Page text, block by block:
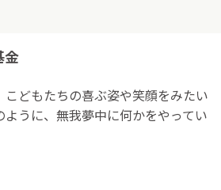
金
こどもたちの喜ぶ姿や笑顔をみたい
うに、無我夢中に何かをやってい